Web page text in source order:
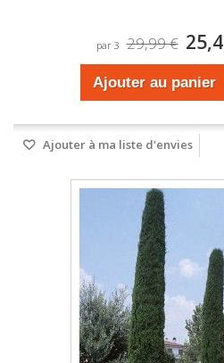
par 3 29,99 €
Ajouter au panier
Ajouter à ma liste d'envies